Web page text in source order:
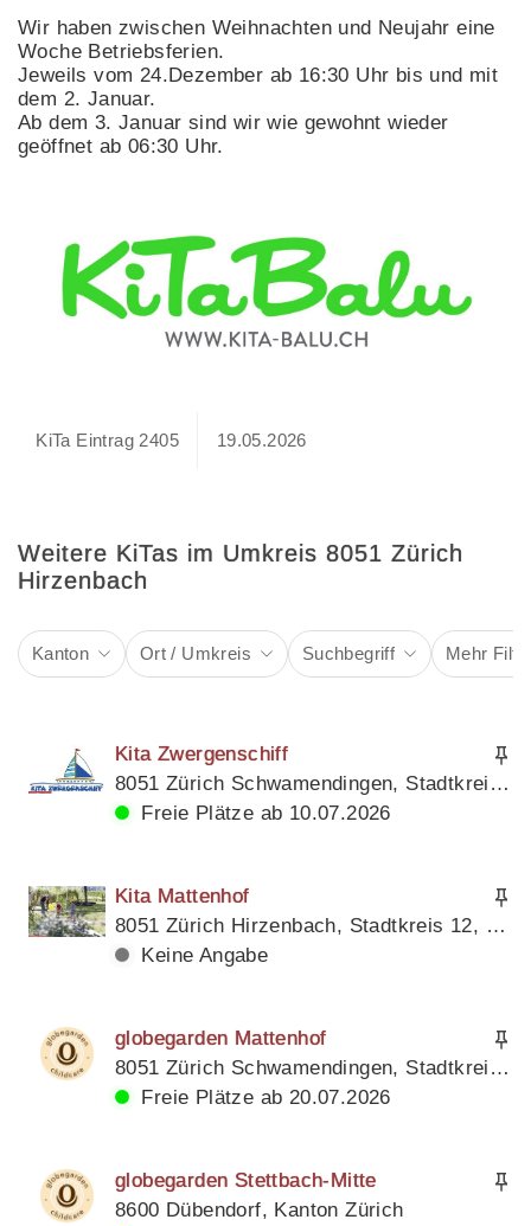
Wir haben zwischen Weihnachten und Neujahr eine
Woche Betriebsferien.
Jeweils vom 24.Dezember ab 16:30 Uhr bis und mit
dem 2. Januar.
Ab dem 3. Januar sind wir wie gewohnt wieder
geöffnet ab 06:30 Uhr.
KiTa Eintrag 2405 19.05.2026
Weitere KiTas im Umkreis 8051 Zürich
Hirzenbach
Kanton Ort / Umkreis Suchbegriff Mehr
Kita Zwergenschiff
8051 Zürich Schwamendingen, Stadtkreis 12, Kanton Zürich
Freie Plätze ab 10.07.2026
Kita Mattenhof
8051 Zürich Hirzenbach, Stadtkreis 12, Kanton Zürich
Keine Angabe
globegarden Mattenhof
8051 Zürich Schwamendingen, Stadtkreis 12, Kanton Zürich
Freie Plätze ab 20.07.2026
globegarden Stettbach-Mitte
8600 Dübendorf, Kanton Zürich